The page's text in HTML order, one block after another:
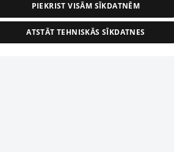
PIEKRIST VISĀM SĪKDATNĒM
ATSTĀT TEHNISKĀS SĪKDATNES